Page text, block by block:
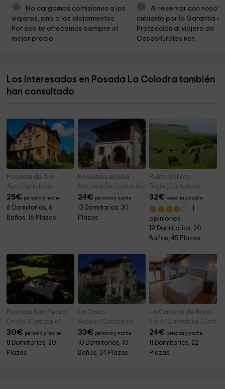
Ganadera ?Jose Maria de Cos?
Ayuntamiento de Cabuérniga 9,2 km
Barcena Mayor
Area Recreativa Casa del Monte 9,7 km
Iglesia de San Sebastián
No cargamos comisiones a los
viajeros, sino a los alojamientos.
Por eso te ofrecemos siempre el
mejor precio.
Al reservar con
cubierto por la Garantía
Protección al viajero de
CasasRurales.net
Los interesados en Posada La Colodra también
han consultado
Posada de Ajo
Ajo (Cantabria)
25€ persona y noche
6 Dormitorios, 6
Baños, 16 Plazas
Posada Lunada
Barcena De Cudon (Cantabria)
24€ persona y noche
13 Dormitorios, 30
Plazas
Punta Ballota
Tagle (Cantabria)
32€ persona y noche
opiniones
19 Dormitorios, 20
Baños, 45 Plazas
Posada San Pedro
Oreña (Cantabria)
30€ persona y noche
8 Dormitorios, 20
Plazas
La Cotía
Reocin (Cantabria)
33€ persona y noche
10 Dormitorios, 10
Baños, 24 Plazas
La Casona de Baro
Baro (Cantabria)
24€ persona y noche
11 Dormitorios, 22
Plazas